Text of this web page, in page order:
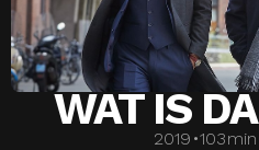
WAT IS
2019 •103min